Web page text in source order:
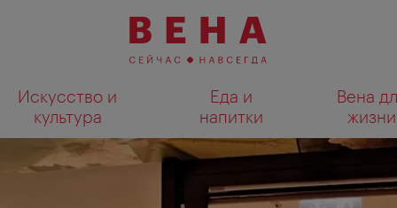
Искусство и
культура
Еда и
напитки
Вена
жизни
Показать результаты поиска